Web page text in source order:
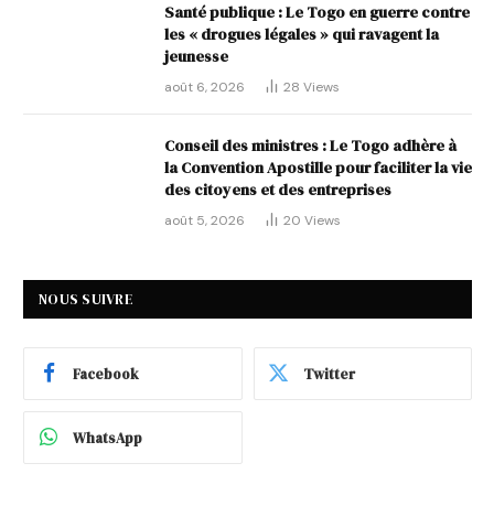
Santé publique : Le Togo en guerre contre
les « drogues légales » qui ravagent la
jeunesse
août 6, 2026 28 Views
Conseil des ministres : Le Togo adhère à
la Convention Apostille pour faciliter la vie
des citoyens et des entreprises
août 5, 2026 20 Views
NOUS SUIVRE
Facebook Twitter
WhatsApp